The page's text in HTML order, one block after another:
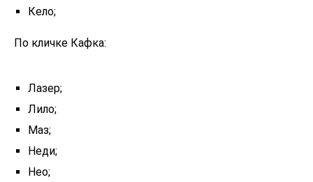
Кело;
По кличке Кафка:
Лазер;
Лило;
Маз;
Неди;
Нео;